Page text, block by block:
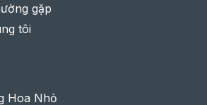
gặp
tôi
Hoa Nhỏ